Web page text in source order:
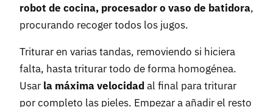
robot de cocina, procesador o vaso de batidora,
procurando recoger todos los jugos.
Triturar en varias tandas, removiendo si hiciera
falta, hasta triturar todo de forma homogénea.
Usar la máxima velocidadal final para triturar
por completo las pieles. Empezar a añadir el resto